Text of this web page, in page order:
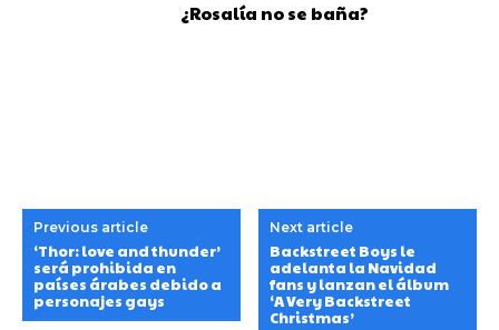
¿Rosalía no se baña?
Previous article
‘Thor: love and thunder’
será prohibida en
países árabes debido a
personajes gays
Next article
Backstreet Boys le
adelanta la Navidad
fans y lanzan el álbum
‘A Very Backstreet
Christmas’